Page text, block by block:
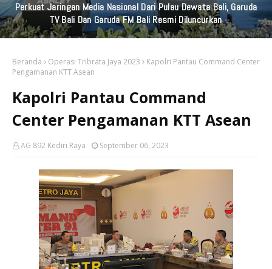
Pencegahan Stunting, Serma Aminoto Dampingi Nakes Dan
Perangkat Desa Tegalrejo
Beranda Operasi Tribrata Jaya 2023
Kapolri Pantau Command Center
Pengamanan KTT Asean
Kapolri Pantau Command
Center Pengamanan KTT Asean
AG 892 Kediri Raya September 06, 2023